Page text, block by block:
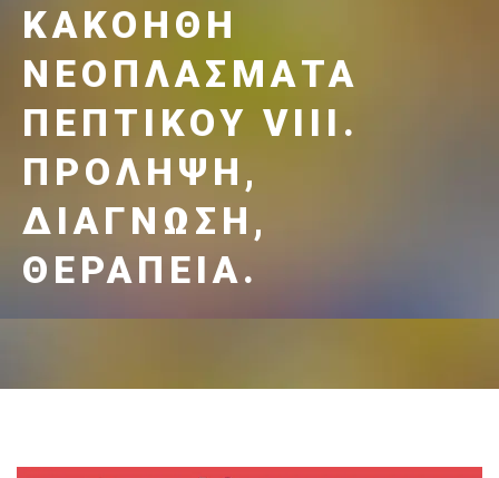
ΚΑΚΟΉΘΗ
ΝΕΟΠΛΆΣΜΑΤΑ
ΠΕΠΤΙΚΟΎ VIIΙ.
ΠΡΌΛΗΨΗ,
ΔΙΆΓΝΩΣΗ,
ΘΕΡΑΠΕΊΑ.